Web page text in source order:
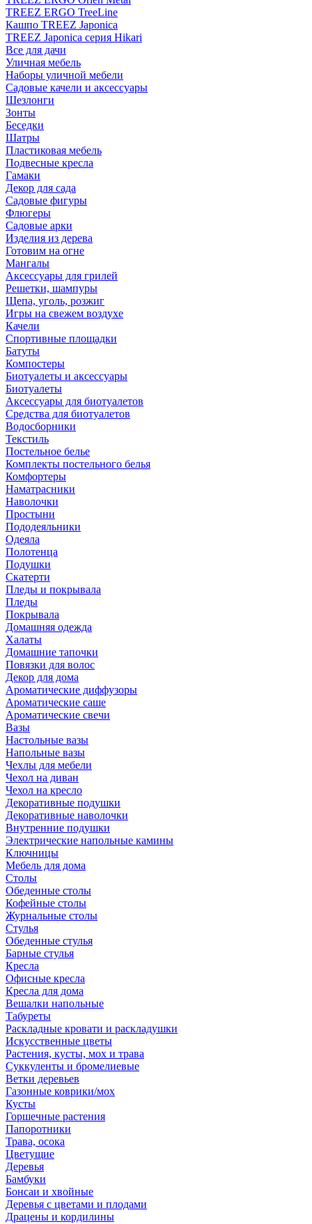
TREEZ ERGO TreeLine
Кашпо TREEZ Japonica
TREEZ Japonica серия Hikari
Все для дачи
Уличная мебель
Наборы уличной мебели
Садовые качели и аксессуары
Шезлонги
Зонты
Беседки
Шатры
Пластиковая мебель
Подвесные кресла
Гамаки
Декор для сада
Садовые фигуры
Флюгеры
Садовые арки
Изделия из дерева
Готовим на огне
Мангалы
Аксессуары для грилей
Решетки, шампуры
Щепа, уголь, розжиг
Игры на свежем воздухе
Качели
Спортивные площадки
Батуты
Компостеры
Биотуалеты и аксессуары
Биотуалеты
Аксессуары для биотуалетов
Средства для биотуалетов
Водосборники
Текстиль
Постельное белье
Комплекты постельного белья
Комфортеры
Наматрасники
Наволочки
Простыни
Пододеяльники
Одеяла
Полотенца
Подушки
Скатерти
Пледы и покрывала
Пледы
Покрывала
Домашняя одежда
Халаты
Домашние тапочки
Повязки для волос
Декор для дома
Ароматические диффузоры
Ароматические саше
Ароматические свечи
Вазы
Настольные вазы
Напольные вазы
Чехлы для мебели
Чехол на диван
Чехол на кресло
Декоративные подушки
Декоративные наволочки
Внутренние подушки
Электрические напольные камины
Ключницы
Мебель для дома
Столы
Обеденные столы
Кофейные столы
Журнальные столы
Стулья
Обеденные стулья
Барные стулья
Кресла
Офисные кресла
Кресла для дома
Вешалки напольные
Табуреты
Раскладные кровати и раскладушки
Искусственные цветы
Растения, кусты, мох и трава
Суккуленты и бромелиевые
Ветки деревьев
Газонные коврики/мох
Кусты
Горшечные растения
Папоротники
Трава, осока
Цветущие
Деревья
Бамбуки
Бонсаи и хвойные
Деревья с цветами и плодами
Драцены и кордилины